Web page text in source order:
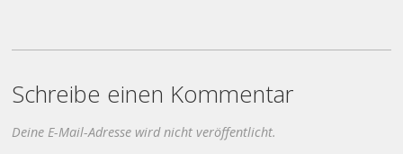
Schreibe einen Kommentar
Deine E-Mail-Adresse wird nicht veröffentlicht.